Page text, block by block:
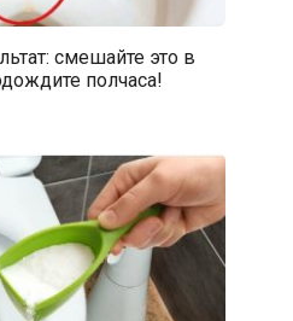
смешайте это в
полчаса!